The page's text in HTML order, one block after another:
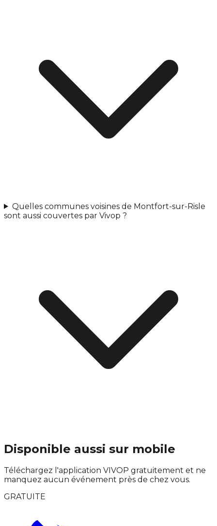
Quelles communes voisines de Montfort-sur-Risle
sont aussi couvertes par Vivop ?
Disponible aussi sur mobile
Téléchargez l'application VIVOP gratuitement et ne
manquez aucun événement près de chez vous.
GRATUITE